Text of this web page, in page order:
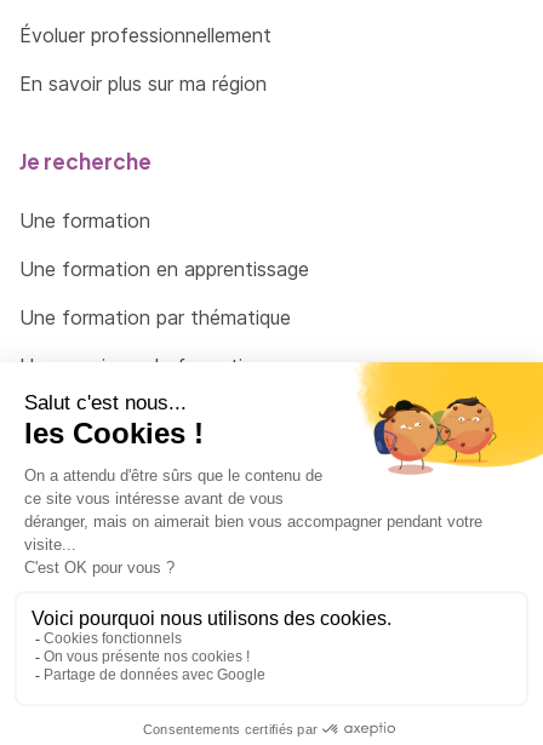
Évoluer professionnellement
En savoir plus sur ma région
Je recherche
Une formation
Une formation en apprentissage
Une formation par thématique
Un organisme de formation
Un conseiller
© 2026 - Côté Formations - par Via Compétences
Menu Pied de page
Mentions Légales
Politique de confidentialité